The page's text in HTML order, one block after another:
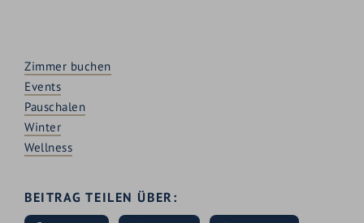
Zimmer buchen
Events
Pauschalen
Winter
Wellness
BEITRAG TEILEN ÜBER: